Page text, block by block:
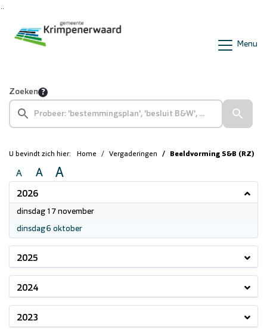
Menu
Zoeken
U bevindt zich hier: Home Vergaderingen Beeldvorming S&B (RZ)
A A A
2026
dinsdag 17 november2026
dinsdag 6 oktober2026
2025
2024
2023